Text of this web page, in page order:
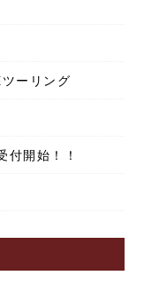
ーリング
開始！！